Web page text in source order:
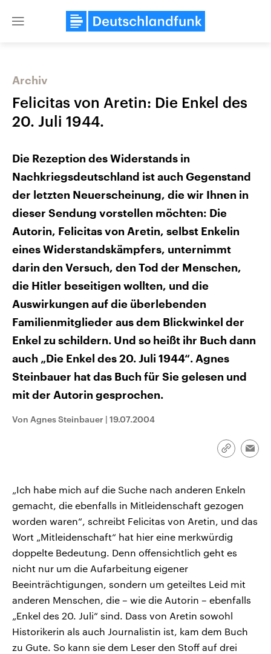
Close
Landtagswahl Sachsen-Anhalt
Alle Informationen
September 2026 einen neuen
Bundesland von einer Koalition aus
CDU, SPD und FDP regiert.-
Umfragen, Prognosen,
Wahlprogramme, aktuelle Berichte
und Hintergründe zu den Parteien
und Kandidaten der anstehenden
Wahl.
USA
Hintergründe
gehören die Vereinigten
mit großem Einfluss auf
aktuelle Weltgeschehen.
Sendungen Programm Podcasts
Audio-Archiv
Archiv
Felicitas von Aretin: Die Enkel des
20. Juli 1944.
Die Rezeption des Widerstands in
Nachkriegsdeutschland ist auch Gegenstand
der letzten Neuerscheinung, die wir Ihnen in
dieser Sendung vorstellen möchten: Die
Autorin, Felicitas von Aretin, selbst Enkelin
eines Widerstandskämpfers, unternimmt
darin den Versuch, den Tod der Menschen,
die Hitler beseitigen wollten, und die
Auswirkungen auf die überlebenden
Familienmitglieder aus dem Blickwinkel der
Enkel zu schildern. Und so heißt ihr Buch dann
auch „Die Enkel des 20. Juli 1944“. Agnes
Steinbauer hat das Buch für Sie gelesen und
mit der Autorin gesprochen.
Von Agnes Steinbauer | 19.07.2004
Link
„Ich habe mich auf die Suche nach anderen Enkeln
gemacht, die ebenfalls in Mitleidenschaft gezogen
worden waren“, schreibt Felicitas von Aretin, und das
Wort „Mitleidenschaft“ hat hier eine merkwürdig
doppelte Bedeutung. Denn offensichtlich geht es
nicht nur um die Aufarbeitung eigener
Beeinträchtigungen, sondern um geteiltes Leid mit
anderen Menschen, die – wie die Autorin – ebenfalls
„Enkel des 20. Juli“ sind. Dass von Aretin sowohl
Historikerin als auch Journalistin ist, kam dem Buch
zu Gute. So kann sie dem Leser den Stoff auf drei